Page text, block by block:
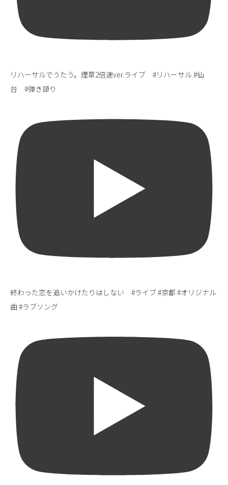
リハーサルでうたう。煙草2倍速ver.ライブ #リハーサル #仙
台 #弾き語り
終わった恋を追いかけたりはしない #ライブ #京都 #オリジナル
曲 #ラブソング